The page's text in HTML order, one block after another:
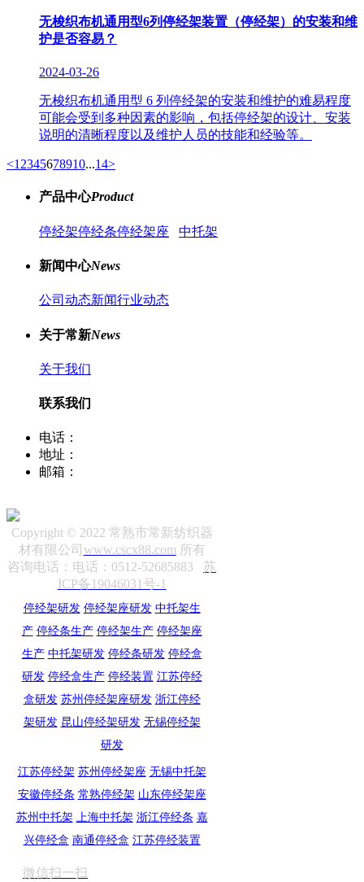
无梭织布机通用型6列停经架装置（停经架）的安装和维
护是否容易？
2024-03-26
无梭织布机通用型 6 列停经架的安装和维护的难易程度
可能会受到多种因素的影响，包括停经架的设计、安装
说明的清晰程度以及维护人员的技能和经验等。
<1 2345678910...14>
产品中心Product
停经架停经条停经架座 中托架
新闻中心News
公司动态新闻行业动态
关于常新News
关于我们
联系我们
电话：
地址：
邮箱：
Copyright © 2022 常熟市常新纺织器
材有限公司 www.cscx88.com 所有
咨询电话：电话：0512-52685883苏
ICP备19046031号-1
停经架研发 停经架座研发 中托架生
产 停经条生产 停经架生产 停经架座
生产 中托架研发 停经条研发 停经盒
研发 停经盒生产 停经装置 江苏停经
盒研发 苏州停经架座研发 浙江停经
架研发 昆山停经架研发 无锡停经架
研发
江苏停经架 苏州停经架座 无锡中托架
安徽停经条 常熟停经架 山东停经架座
苏州中托架 上海中托架 浙江停经条 嘉
兴停经盒 南通停经盒 江苏停经装置
微信扫一扫